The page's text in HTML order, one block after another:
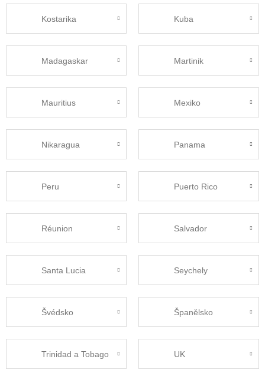
Kostarika Kuba
Madagaskar Martinik
Mauritius Mexiko
Nikaragua Panama
Peru Puerto Rico
Réunion Salvador
Santa Lucia Seychely
Švédsko Španělsko
Trinidad a Tobago UK